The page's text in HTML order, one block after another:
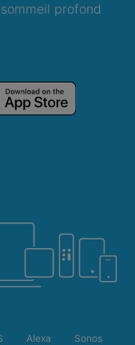
profond
Alexa
Sonos